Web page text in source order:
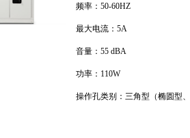
频率：50-60HZ
最大电流：5A
音量：55 dBA
功率：110W
操作孔类别：三角型（椭圆型